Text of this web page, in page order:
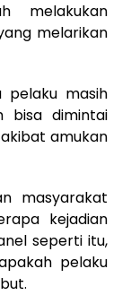
melakukan
melarikan
pelaku masih
bisa dimintai
amukan
masyarakat
kejadian
seperti itu,
pelaku